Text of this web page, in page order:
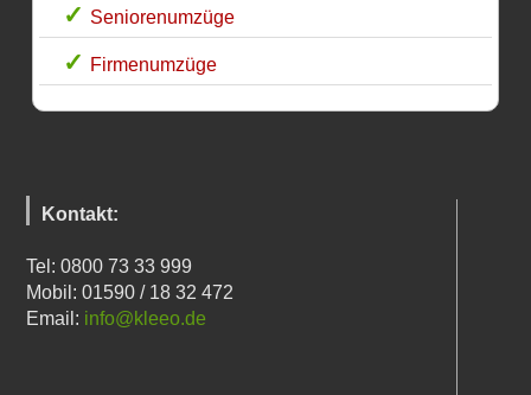
Seniorenumzüge
Firmenumzüge
Kontakt:
Tel: 0800 73 33 999
Mobil: 01590 / 18 32 472
Email: info@kleeo.de